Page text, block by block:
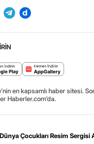
en kapsamlı haber sitesi.
Haberler.com’da.
Çocukları Resim Sergisi